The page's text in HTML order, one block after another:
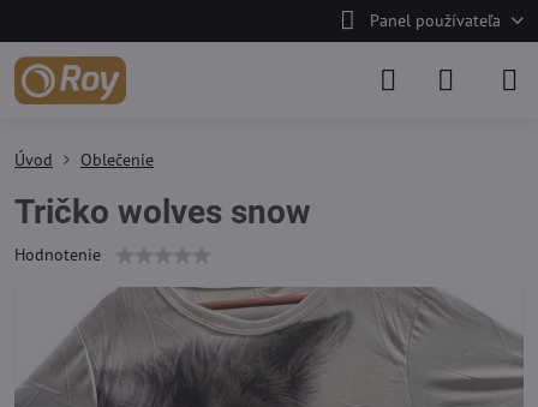
Panel používateľa
Úvod Oblečenie
Tričko wolves snow
Hodnotenie